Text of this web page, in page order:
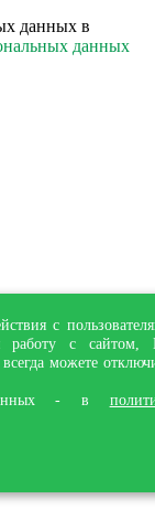
с
работу с сайтом,
можете
данных - в
данных в
данных